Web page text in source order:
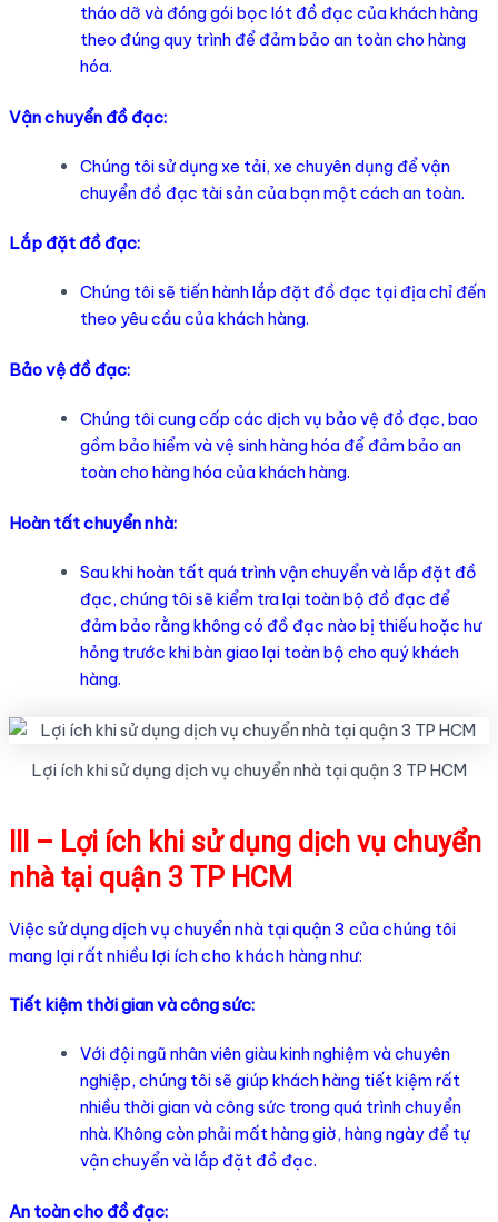
tháo dỡ và đóng gói bọc lót đồ đạc của khách hàng
theo đúng quy trình để đảm bảo an toàn cho hàng
hóa.
Vận chuyển đồ đạc:
Chúng tôi sử dụng xe tải, xe chuyên dụng để vận
chuyển đồ đạc tài sản của bạn một cách an toàn.
Lắp đặt đồ đạc:
Chúng tôi sẽ tiến hành lắp đặt đồ đạc tại địa chỉ đến
theo yêu cầu của khách hàng.
Bảo vệ đồ đạc:
Chúng tôi cung cấp các dịch vụ bảo vệ đồ đạc, bao
gồm bảo hiểm và vệ sinh hàng hóa để đảm bảo an
toàn cho hàng hóa của khách hàng.
Hoàn tất chuyển nhà:
Sau khi hoàn tất quá trình vận chuyển và lắp đặt đồ
đạc, chúng tôi sẽ kiểm tra lại toàn bộ đồ đạc để
đảm bảo rằng không có đồ đạc nào bị thiếu hoặc hư
hỏng trước khi bàn giao lại toàn bộ cho quý khách
hàng.
Lợi ích khi sử dụng dịch vụ chuyển nhà tại quận 3 TP HCM
III – Lợi ích khi sử dụng dịch vụ chuyển
nhà tại quận 3 TP HCM
Việc sử dụng dịch vụ chuyển nhà tại quận 3 của chúng tôi
mang lại rất nhiều lợi ích cho khách hàng như:
Tiết kiệm thời gian và công sức:
Với đội ngũ nhân viên giàu kinh nghiệm và chuyên
nghiệp, chúng tôi sẽ giúp khách hàng tiết kiệm rất
nhiều thời gian và công sức trong quá trình chuyển
nhà. Không còn phải mất hàng giờ, hàng ngày để tự
vận chuyển và lắp đặt đồ đạc.
An toàn cho đồ đạc: